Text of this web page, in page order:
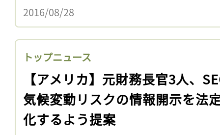
2016/08/28
トップニュース
【アメリカ】元財務長官3人、
気候変動リスクの情報開示を法
化するよう提案